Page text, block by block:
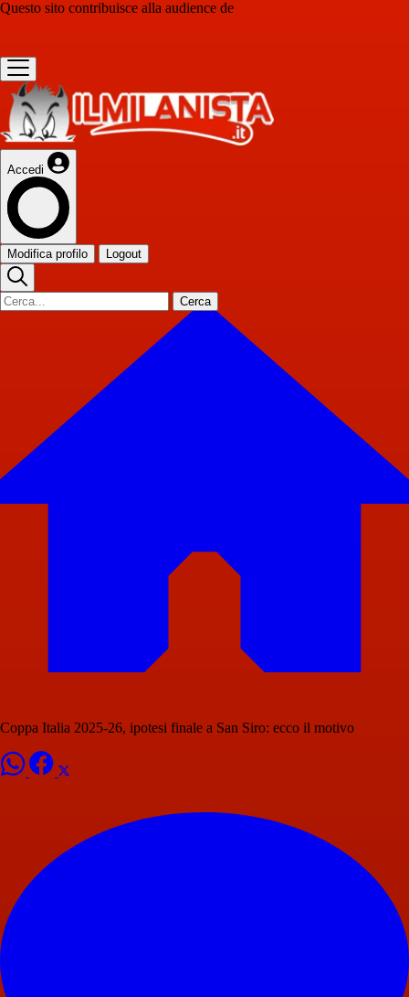
Questo sito contribuisce alla audience de
Accedi
Modifica profilo Logout
Cerca
Coppa Italia 2025-26, ipotesi finale a San Siro: ecco il motivo